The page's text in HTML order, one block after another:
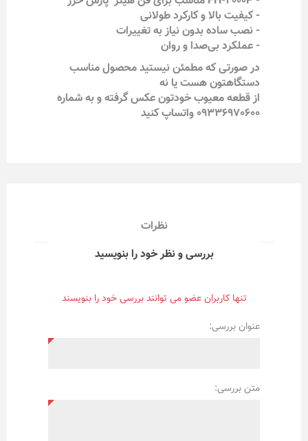
- کیفیت بالا و کارکرد طولانی
- نصب ساده بدون نیاز به تغییرات
- عملکرد بی‌صدا و روان
در صورتی که مطمئن نیستید محصول مناسب
دستگاهتون هست یا نه
از قطعه معیوب خودتون عکس گرفته و به شماره
09336970600 واتساپ کنید
نظرات
بررسی و نظر خود را بنویسید
تنها کاربران عضو می توانند بررسی خود را بنویسند
عنوان بررسی:
متن بررسی: